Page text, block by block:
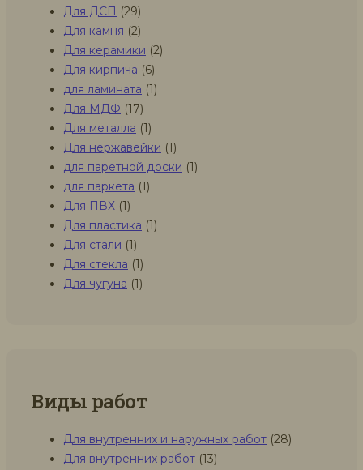
Для ДСП (29)
Для камня (2)
Для керамики (2)
Для кирпича (6)
для ламината (1)
Для МДФ (17)
Для металла (1)
Для нержавейки (1)
для паретной доски (1)
для паркета (1)
Для ПВХ (1)
Для пластика (1)
Для стали (1)
Для стекла (1)
Для чугуна (1)
Виды работ
Для внутренних и наружных работ (28)
Для внутренних работ (13)